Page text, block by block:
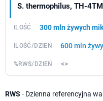
S. thermophilus, TH-4TM
300 mln żywych
600 mln
<>
RWS - Dzienna referencyjna